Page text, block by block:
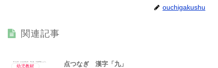
ouchigakushu
関連記事
幼児教材 点つなぎ 漢字「九」